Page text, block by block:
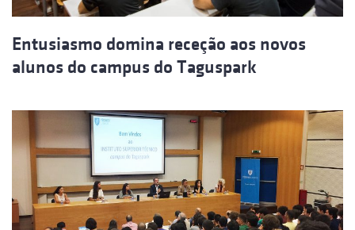
Entusiasmo domina receção aos novos
alunos do campus do Taguspark